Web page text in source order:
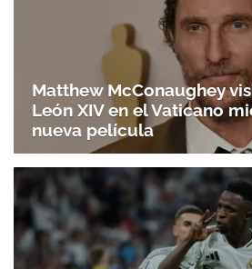
Matthew McConaughey
León XIV en el Vaticano
nueva película